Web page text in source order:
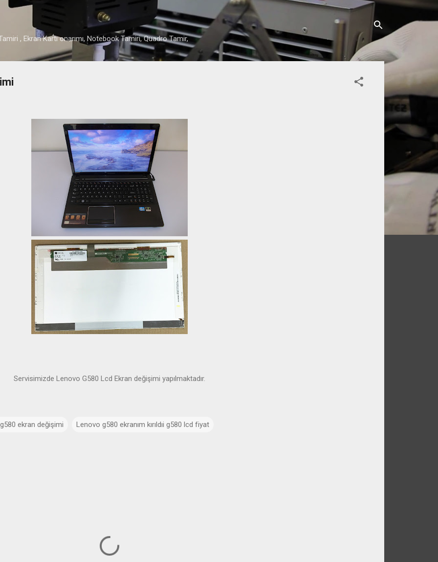
Ana içeriğe atla
, Ekran Kartı onarımı, Notebook Tamiri, Quadro Tamir,
Servisimizde Lenovo G580 Lcd Ekran değişimi yapılmaktadır.
ekran değişimi Lenovo g580 ekranım kırıldıi g580 lcd fiyat